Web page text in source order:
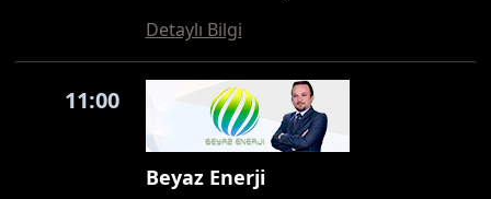
Detaylı Bilgi
11:00
Beyaz Enerji